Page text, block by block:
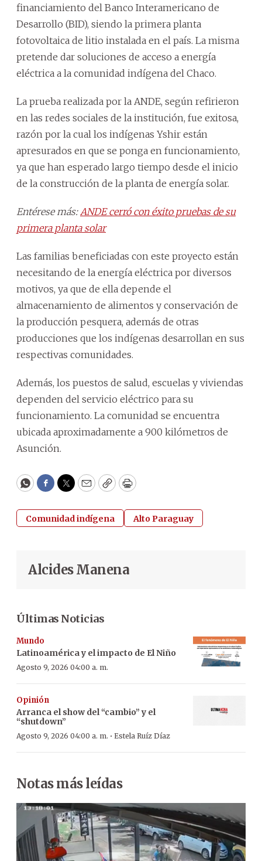
financiamiento del Banco Interamericano de
Desarrollo (BID), siendo la primera planta
fotovoltaica de litio instalada en el país. La misma
pretende dar soluciones de acceso a energía
eléctrica a la comunidad indígena del Chaco.
La prueba realizada por la ANDE, según refirieron
en las redes sociales de la institución, fue exitosa,
razón por la cual los indígenas Yshir están
apresurados en que se ponga en funcionamiento,
ya que han esperado largo tiempo desde el inicio
de la construcción de la planta de energía solar.
Entérese más:ANDE cerró con éxito pruebas de su
primera planta solar
Las familias beneficiadas con este proyecto están
necesitando de la energía eléctrica por diversos
motivos, ya que de ella depende el
almacenamiento de alimentos y conservación de
la producción pesquera, además de otras
producciones que los indígenas desarrollan en sus
respectivas comunidades.
Además, los puestos de salud, escuelas y viviendas
dependen del servicio eléctrico para su
funcionamiento. La comunidad se encuentra
ubicada aproximadamente a 900 kilómetros de
Asunción.
WhatsApp
Facebook
Twitter
EmailCopyPrint
Comunidad indígena Alto Paraguay
Alcides Manena
Últimas Noticias
Mundo
Latinoamérica y el impacto de El Niño
Agosto 9, 2026 04:00 a. m.
Opinión
Arranca el show del “cambio” y el
“shutdown”
Agosto 9, 2026 04:00 a. m. · Estela Ruíz Díaz
Notas más leídas